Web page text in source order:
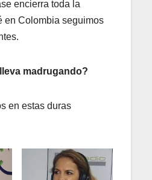
encierra toda la
en Colombia seguimos
madrugando?
en estas duras